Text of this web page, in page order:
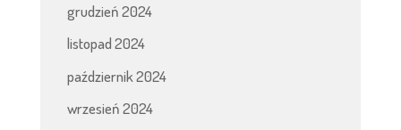
grudzień 2024
listopad 2024
październik 2024
wrzesień 2024